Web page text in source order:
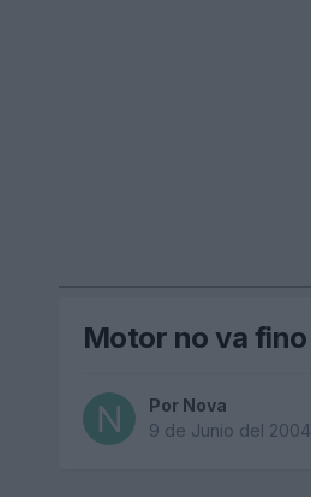
Motor no va fino
Por Nova
9 de Junio del 2004